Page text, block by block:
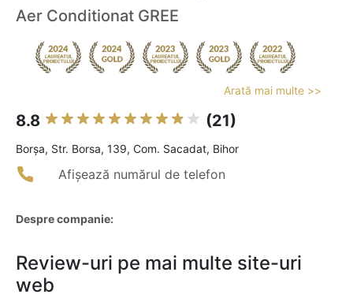
Aer Conditionat GREE
Arată mai multe >>
8.8 (21)
Borşa, Str. Borsa, 139, Com. Sacadat, Bihor
Afișează numărul de telefon
Despre companie:
Review-uri pe mai multe site-uri
web